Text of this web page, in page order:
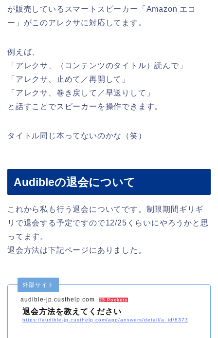
が販売しているスマートスピーカー「Amazon エコ
ー」がこのアレクサに対応してます。
例えば、
「アレクサ、（コンテンツのタイトル）読んで」
「アレクサ、止めて／再開して」
「アレクサ、巻き戻して／早送りして」
と話すことでスピーカーを操作できます。
タイトル同じ本ってないのかな（笑）
Audibleの退会について
これから私も行う退会についてです。制限期間ギリギ
リで退会する予定ですので12/25くらいにやろうかと思
ってます。
退会方法は下記ページにありました。
audible-jp.custhelp.com
外部サイト
25 Pockets
退会方法を教えてください
https://audible-jp.custhelp.com/app/answers/detail/a_id/8373